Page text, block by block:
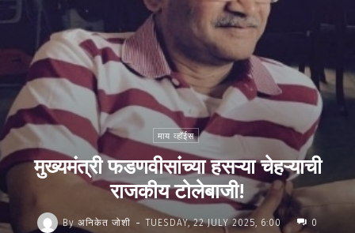
माय व्हॉईस
मुख्यमंत्री फडणवीसांच्या हसऱ्या चेहऱ्याची
राजकीय टोलेबाजी!
By अनिकेत जोशी - TUESDAY, 22 JULY 2025, 6:00 0